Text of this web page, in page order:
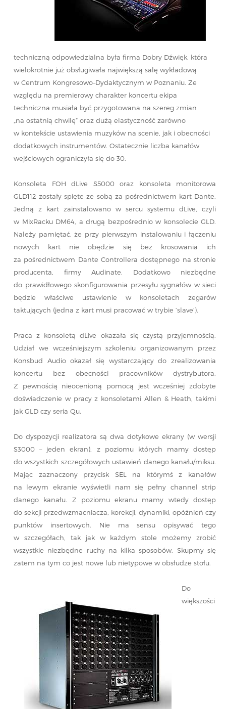
techniczną odpowiedzialna była firma Dobry Dźwięk, która
wielokrotnie już obsługiwała największą salę wykładową
w Centrum Kongresowo–Dydaktycznym w Poznaniu. Ze
względu na premierowy charakter koncertu ekipa
techniczna musiała być przygotowana na szereg zmian
„na ostatnią chwilę” oraz dużą elastyczność zarówno
w kontekście ustawienia muzyków na scenie, jak i obecności
dodatkowych instrumentów. Ostatecznie liczba kanałów
wejściowych ograniczyła się do 30.
Konsoleta FOH dLive S5000 oraz konsoleta monitorowa
GLD112 zostały spięte ze sobą za pośrednictwem kart Dante.
Jedną z kart zainstalowano w sercu systemu dLive, czyli
w MixRacku DM64, a drugą bezpośrednio w konsolecie GLD.
Należy pamiętać, że przy pierwszym instalowaniu i łączeniu
nowych kart nie obędzie się bez krosowania ich
za pośrednictwem Dante Controllera dostępnego na stronie
producenta, firmy Audinate. Dodatkowo niezbędne
do prawidłowego skonfigurowania przesyłu sygnałów w sieci
będzie właściwe ustawienie w konsoletach zegarów
taktujących (jedna z kart musi pracować w trybie ‘slave’).
Praca z konsoletą dLive okazała się czystą przyjemnością.
Udział we wcześniejszym szkoleniu organizowanym przez
Konsbud Audio okazał się wystarczający do zrealizowania
koncertu bez obecności pracowników dystrybutora.
Z pewnością nieocenioną pomocą jest wcześniej zdobyte
doświadczenie w pracy z konsoletami Allen & Heath, takimi
jak GLD czy seria Qu.
Do dyspozycji realizatora są dwa dotykowe ekrany (w wersji
S3000 – jeden ekran), z poziomu których mamy dostęp
do wszystkich szczegółowych ustawień danego kanału/miksu.
Mając zaznaczony przycisk SEL na którymś z kanałów
na lewym ekranie wyświetli nam się pełny channel strip
danego kanału. Z poziomu ekranu mamy wtedy dostęp
do sekcji przedwzmacniacza, korekcji, dynamiki, opóźnień czy
punktów insertowych. Nie ma sensu opisywać tego
w szczegółach, tak jak w każdym stole możemy zrobić
wszystkie niezbędne ruchy na kilka sposobów. Skupmy się
zatem na tym co jest nowe lub nietypowe w obsłudze stołu.
Do
większości